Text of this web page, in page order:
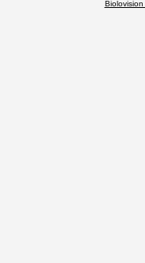
Biolovision